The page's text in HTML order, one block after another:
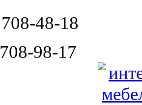
708-48-18
708-98-17